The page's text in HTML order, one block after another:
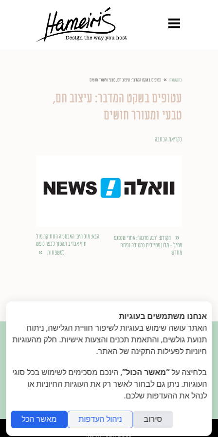
בתקשורת » עטופים בשקט המדבר: עיצוב חם, טבעי ומעורר חושים
עטופים בשקט המדבר: עיצוב חם,
טבעי ומעורר חושים
לקריאת הכתבה
« הקודם: "רגע מרגש": אחרי שנפגע
מטיל - מלון מטיילים במטולה נפתח
מחדש
הבא: מול הים: האכסניה הוותיקה מול
חוף אכזיב תהפוך לכפר נופש
למשפחות
»

בואו נהיה בקשר.פנו אלינו
2015. המאירי- עיצוב בתי מלון. הילה ודן המאירי
folyou
אנחנו משתמשים בעוגיות
האתר עושה שימוש בעוגיות לשיפור חוויית הגלישה, ניתוח
תנועת גולשים, והתאמת תכנים והצעות אישיות. חלק מהעוגיות
חיוניות לפעילות התקינה של האתר.
בלחיצה על“מאשר הכול”, הינכם מסכימים לשימוש בכל סוגי
העוגיות. ניתן גם לבחור לאשר רק את העוגיות החיוניות או
לנהל את ההעדפות שלכם.
סירוב ניהול העדפות מאשר הכל